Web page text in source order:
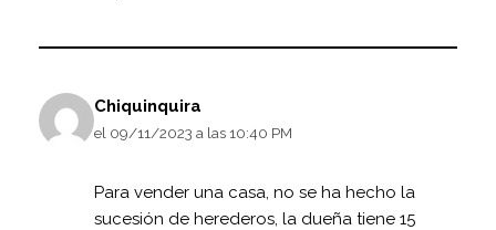
Chiquinquira
el 09/11/2023 a las 10:40 PM
Para vender una casa, no se ha hecho la
sucesión de herederos, la dueña tiene 15